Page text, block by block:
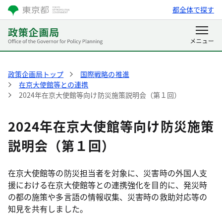
都全体で探す
政策企画局トップ
国際戦略の推進
在京大使館等との連携
2024年在京大使館等向け防災施策説明会（第１回）
2024年在京大使館等向け防災施策
説明会（第１回）
在京大使館等の防災担当者を対象に、災害時の外国人支
援における在京大使館等との連携強化を目的に、発災時
の都の施策や多言語の情報収集、災害時の救助対応等の
知見を共有しました。